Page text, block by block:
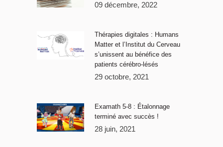
09 décembre, 2022
Thérapies digitales : Humans
Matter et l’Institut du Cerveau
s’unissent au bénéfice des
patients cérébro-lésés
29 octobre, 2021
Examath 5-8 : Étalonnage
terminé avec succès !
28 juin, 2021